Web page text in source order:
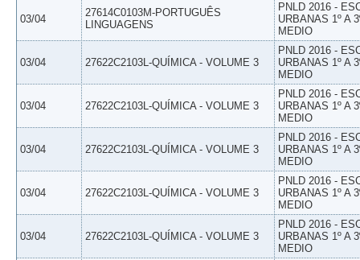
03/04
27614C0103M-PORTUGUÊS
LINGUAGENS
PNLD 2016 -
URBANAS 1º A
MEDIO
03/04 27622C2103L-QUÍMICA - VOLUME 3
PNLD 2016 -
URBANAS 1º A
MEDIO
03/04 27622C2103L-QUÍMICA - VOLUME 3
PNLD 2016 -
URBANAS 1º A
MEDIO
03/04 27622C2103L-QUÍMICA - VOLUME 3
PNLD 2016 -
URBANAS 1º A
MEDIO
03/04 27622C2103L-QUÍMICA - VOLUME 3
PNLD 2016 -
URBANAS 1º A
MEDIO
03/04 27622C2103L-QUÍMICA - VOLUME 3
PNLD 2016 -
URBANAS 1º A
MEDIO